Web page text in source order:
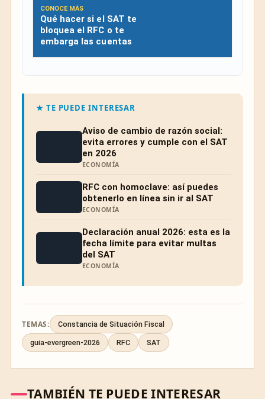
CONOCE MÁS
Qué hacer si el SAT te
bloquea el RFC o te
embarga las cuentas
★ TE PUEDE INTERESAR
Aviso de cambio de razón social:
evita errores y cumple con el SAT
en 2026
ECONOMÍA
RFC con homoclave: así puedes
obtenerlo en línea sin ir al SAT
ECONOMÍA
Declaración anual 2026: esta es la
fecha límite para evitar multas
del SAT
ECONOMÍA
TEMAS: Constancia de Situación Fiscal
guia-evergreen-2026 RFC SAT
TAMBIÉN TE PUEDE INTERESAR